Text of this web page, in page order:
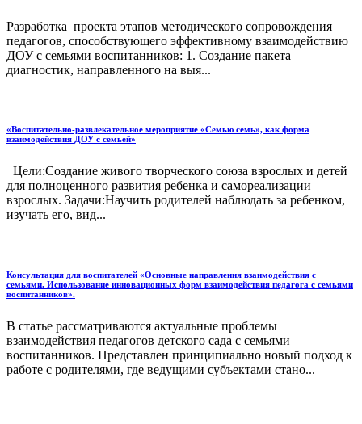
Разработка проекта этапов методического сопровождения
педагогов, способствующего эффективному взаимодействию
ДОУ с семьями воспитанников: 1. Создание пакета
диагностик, направленного на выя...
«Воспитательно-развлекательное мероприятие «Семью семь», как форма
взаимодействия ДОУ с семьей»
Цели:Создание живого творческого союза взрослых и детей
для полноценного развития ребенка и самореализации
взрослых. Задачи:Научить родителей наблюдать за ребенком,
изучать его, вид...
Консультация для воспитателей «Основные направления взаимодействия с
семьями. Использование инновационных форм взаимодействия педагога с семьями
воспитанников».
В статье рассматриваются актуальные проблемы
взаимодействия педагогов детского сада с семьями
воспитанников. Представлен принципиально новый подход к
работе с родителями, где ведущими субъектами стано...